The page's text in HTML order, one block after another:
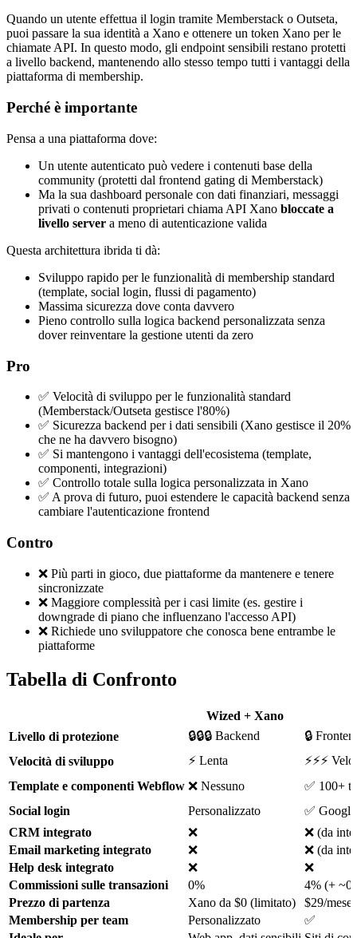
Quando un utente effettua il login tramite Memberstack o Outseta,
puoi passare la sua identità a Xano e ottenere un token Xano per le
chiamate API. In questo modo, gli endpoint sensibili restano protetti
a livello backend, mantenendo allo stesso tempo tutti i vantaggi della
piattaforma di membership.
Perché è importante
Pensa a una piattaforma dove:
Un utente autenticato può vedere i contenuti base della
community (protetti dal frontend gating di Memberstack)
Ma la sua dashboard personale con dati finanziari, messaggi
privati o contenuti proprietari chiama API Xano bloccate a
livello server a meno di autenticazione valida
Questa architettura ibrida ti dà:
Sviluppo rapido per le funzionalità di membership standard
(template, social login, flussi di pagamento)
Massima sicurezza dove conta davvero
Pieno controllo sulla logica backend personalizzata senza
dover reinventare la gestione utenti da zero
Pro
✅ Velocità di sviluppo per le funzionalità standard
(Memberstack/Outseta gestisce l'80%)
✅ Sicurezza backend per i dati sensibili (Xano gestisce il 20%
che ne ha davvero bisogno)
✅ Si mantengono i vantaggi dell'ecosistema (template,
componenti, integrazioni)
✅ Controllo totale sulla logica personalizzata in Xano
✅ A prova di futuro, puoi estendere le capacità backend senza
cambiare l'autenticazione frontend
Contro
❌ Più parti in gioco, due piattaforme da mantenere e tenere
sincronizzate
❌ Maggiore complessità per i casi limite (es. gestire i
downgrade di piano che influenzano l'accesso API)
❌ Richiede uno sviluppatore che conosca bene entrambe le
piattaforme
Tabella di Confronto
Wized + Xano
Livello di protezione
🔒🔒🔒 Backend
🔒
Velocità di sviluppo
⚡ Lenta
⚡⚡⚡
Template e componenti Webflow ❌ Nessuno
✅ 100+
Social login
Personalizzato
✅
CRM integrato
❌
❌ (da
Email marketing integrato
❌
❌ (da
Help desk integrato
❌
❌
Commissioni sulle transazioni
0%
4% (+
Prezzo di partenza
Xano da $0 (limitato)
$29/mese
Membership per team
Personalizzato
✅